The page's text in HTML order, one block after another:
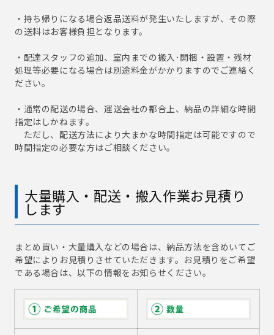
・持ち帰りになる場合返品送料が発生いたしますが、その際
の送料はお客様負担となります。
・配達スタッフの追加、室内までの搬入･開梱・設置・残材
処理等必要になる場合は別途料金がかかりますのでご連絡く
ださい。
・通常の配送の場合、運送会社の都合上、納品の詳細な時間
指定はしかねます。
ただし、配送方法により大まかな時間指定は可能ですので
時間指定の必要な方はご相談ください。
大量購入・配送・搬入作業お見積り
します
まとめ買い・大量購入などの場合は、納品方法を含めいてご
希望によりお見積りさせていただきます。お見積りをご希望
である場合は、以下の情報をお知らせください。